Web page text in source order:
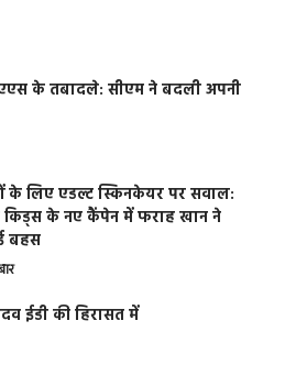
के तबादले: सीएम ने बदली अपनी
के लिए एडल्ट स्किनकेयर पर सवाल:
किड्स के नए कैंपेन में फराह खान ने
बहस
ईडी की हिरासत में